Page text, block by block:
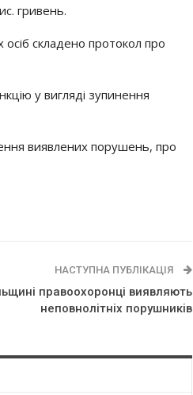
гривень.
складено протокол про
у вигляді зупинення
виявлених порушень, про
НАСТУПНА ПУБЛІКАЦІЯ
правоохоронці виявляють
неповнолітніх порушників